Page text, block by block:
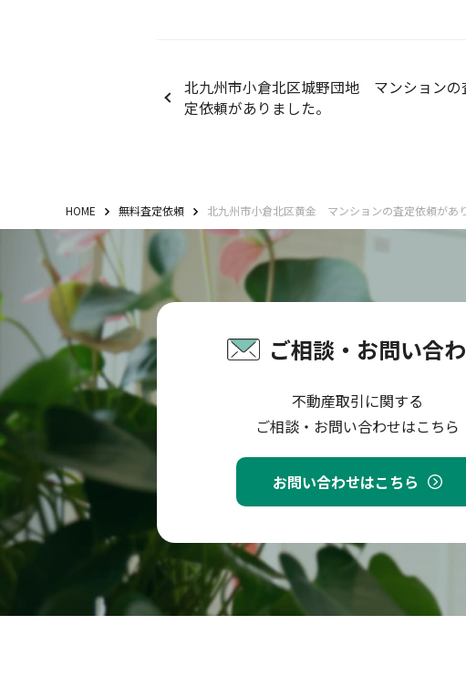
北九州市小倉北区城野団地 マンションの
定依頼がありました。
HOME 無料査定依頼 北九州市小倉北区黄金 マンションの査定依頼があり
ご相談・お問い合
不動産取引に関する
ご相談・お問い合わせはこちら
お問い合わせはこちら